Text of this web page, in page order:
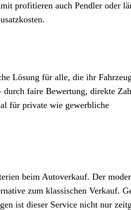
profitieren auch Pendler oder
Lösung für alle, die ihr Fahrzeug
faire Bewertung, direkte
für private wie gewerbliche
beim Autoverkauf. Der
zum klassischen Verkauf.
ist dieser Service nicht nur